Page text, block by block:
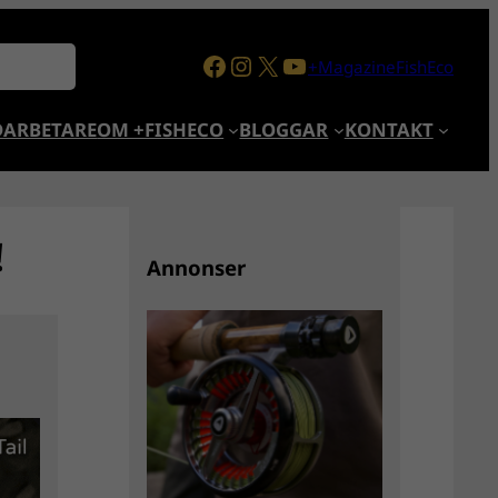
Facebook
Instagram
X YouTube
+MagazineFishEco
OM +FISHECO BLOGGAR KONTAKT
Annonser